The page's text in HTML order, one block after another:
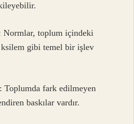
Normlar, toplum içindeki
ksilem gibi temel bir işlev
Toplumda fark edilmeyen
baskılar vardır.